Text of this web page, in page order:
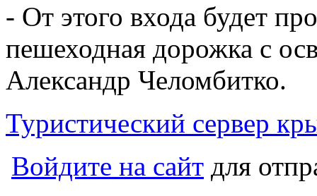
- От этого входа будет
пешеходная дорожка с
Александр Челомбитко.
Туристический сервер
Войдите на сайт для